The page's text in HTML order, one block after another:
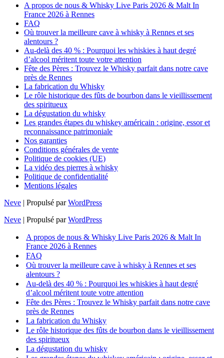
A propos de nous & Whisky Live Paris 2026 & Malt In
France 2026 à Rennes
FAQ
Où trouver la meilleure cave à whisky à Rennes et ses
alentours ?
Au-delà des 40 % : Pourquoi les whiskies à haut degré
d’alcool méritent toute votre attention
Fête des Pères : Trouvez le Whisky parfait dans notre cave
près de Rennes
La fabrication du Whisky
Le rôle historique des fûts de bourbon dans le vieillissement
des spiritueux
La dégustation du whisky
Les grandes étapes du whiskey américain : origine, essor et
reconnaissance patrimoniale
Nos garanties
Conditions générales de vente
Politique de cookies (UE)
La vidéo des pierres à whisky
Politique de confidentialité
Mentions légales
Neve | Propulsé parWordPress
Neve | Propulsé parWordPress
A propos de nous & Whisky Live Paris 2026 & Malt In
France 2026 à Rennes
FAQ
Où trouver la meilleure cave à whisky à Rennes et ses
alentours ?
Au-delà des 40 % : Pourquoi les whiskies à haut degré
d’alcool méritent toute votre attention
Fête des Pères : Trouvez le Whisky parfait dans notre cave
près de Rennes
La fabrication du Whisky
Le rôle historique des fûts de bourbon dans le vieillissement
des spiritueux
La dégustation du whisky